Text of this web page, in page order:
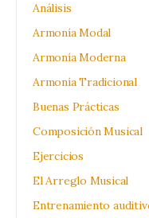
Análisis
Armonía Modal
Armonía Moderna
Armonía Tradicional
Buenas Prácticas
Composición Musical
Ejercicios
El Arreglo Musical
Entrenamiento